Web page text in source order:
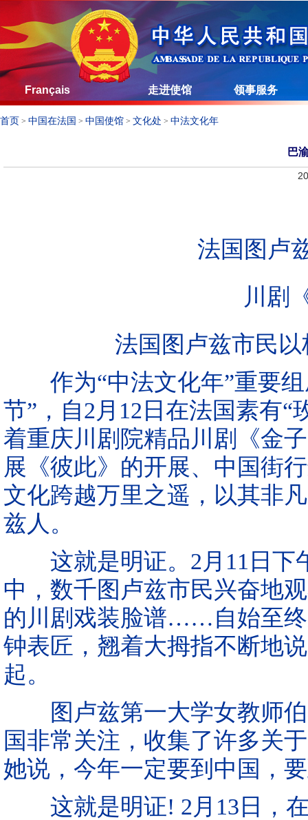
Français 走进使馆 领事服务
首页 > 中国在法国 > 中国使馆 > 文化处 > 中法文化年
巴
法国图卢兹
川剧《
法国图卢兹市民以
作为“中法文化年”重要组
节”，自2月12日在法国素有
着重庆川剧院精品川剧《金
展《彼此》的开展、中国街
文化跨越万里之遥，以其非
兹人。
这就是明证。2月11日下
中，数千图卢兹市民兴奋地
的川剧戏装脸谱……自始至
钟表匠，翘着大拇指不断地
起。
图卢兹第一大学女教师伯
国非常关注，收集了许多关
她说，今年一定要到中国，
这就是明证! 2月13日，在